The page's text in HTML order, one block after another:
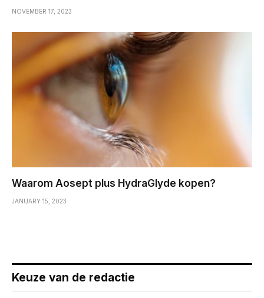
NOVEMBER 17, 2023
Waarom Aosept plus HydraGlyde kopen?
JANUARY 15, 2023
Keuze van de redactie